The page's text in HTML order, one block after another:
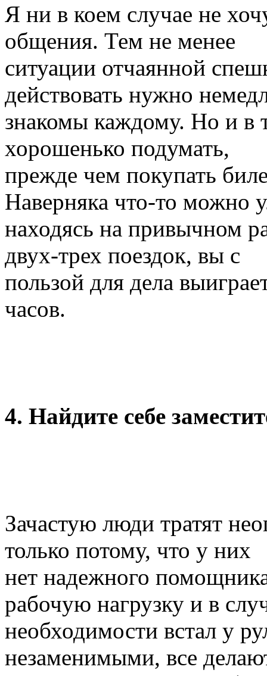
Я ни в коем случае не
общения. Тем не менее
ситуации отчаянной
действовать нужно
знакомы каждому. Но и в
хорошенько подумать,
прежде чем покупать
Наверняка что-то можно
находясь на привычном
двух-трех поездок, вы с
пользой для дела
часов.
4. Найдите себе
Зачастую люди тратят
только потому, что у них
нет надежного
рабочую нагрузку и в
необходимости встал у
незаменимыми, все